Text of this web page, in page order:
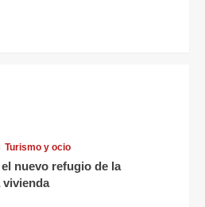
Turismo y ocio
nuevo refugio de la
vivienda